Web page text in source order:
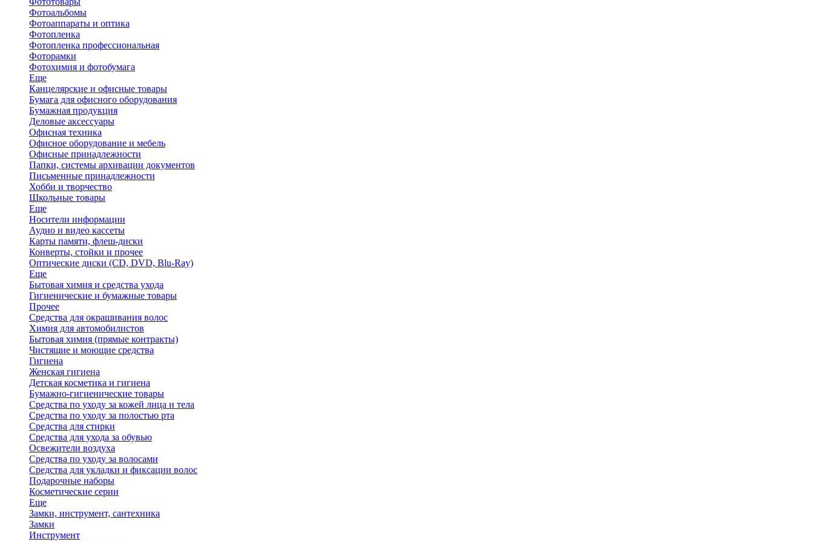
Фотоальбомы
Фотоаппараты и оптика
Фотопленка
Фотопленка профессиональная
Фоторамки
Фотохимия и фотобумага
Еще
Канцелярские и офисные товары
Бумага для офисного оборудования
Бумажная продукция
Деловые аксессуары
Офисная техника
Офисное оборудование и мебель
Офисные принадлежности
Папки, системы архивации документов
Письменные принадлежности
Хобби и творчество
Школьные товары
Еще
Носители информации
Аудио и видео кассеты
Карты памяти, флеш-диски
Конверты, стойки и прочее
Оптические диски (CD, DVD, Blu-Ray)
Еще
Бытовая химия и средства ухода
Гигиенические и бумажные товары
Прочее
Средства для окрашивания волос
Химия для автомобилистов
Бытовая химия (прямые контракты)
Чистящие и моющие средства
Гигиена
Женская гигиена
Детская косметика и гигиена
Бумажно-гигиенические товары
Средства по уходу за кожей лица и тела
Средства по уходу за полостью рта
Средства для стирки
Средства для ухода за обувью
Освежители воздуха
Средства по уходу за волосами
Средства для укладки и фиксации волос
Подарочные наборы
Косметические серии
Еще
Замки, инструмент, сантехника
Замки
Инструмент